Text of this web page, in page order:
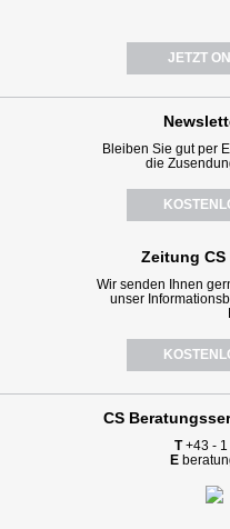
JETZT
Bleiben Sie gut per
die
Zeitung
Wir senden Ihnen
unser
CS
T+43 - 1
E